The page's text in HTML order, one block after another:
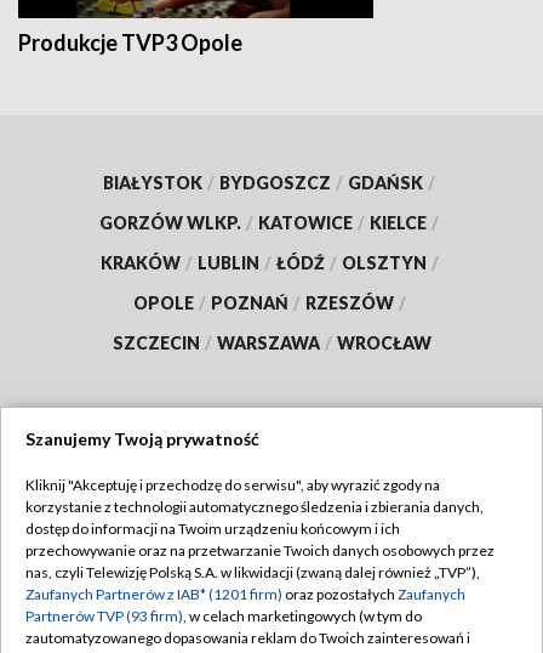
Produkcje TVP3 Opole
BIAŁYSTOK / BYDGOSZCZ / GDAŃSK /
GORZÓW WLKP. / KATOWICE / KIELCE /
KRAKÓW / LUBLIN / ŁÓDŹ / OLSZTYN /
OPOLE / POZNAŃ / RZESZÓW /
SZCZECIN / WARSZAWA / WROCŁAW
TVP
Abonament TVP
Emisja w TVP
Centrum informacji TVP
Regulamin TVP
Polityka prywatności
Moje zgody
Szanujemy Twoją prywatność
Kliknij "Akceptuję i przechodzę do serwisu", aby wyrazić zgody na
korzystanie z technologii automatycznego śledzenia i zbierania danych,
dostęp do informacji na Twoim urządzeniu końcowym i ich
przechowywanie oraz na przetwarzanie Twoich danych osobowych przez
nas, czyli Telewizję Polską S.A. w likwidacji (zwaną dalej również „TVP”),
Zaufanych Partnerów z IAB* (1201 firm) oraz pozostałych Zaufanych
Partnerów TVP (93 firm), w celach marketingowych (w tym do
zautomatyzowanego dopasowania reklam do Twoich zainteresowań i